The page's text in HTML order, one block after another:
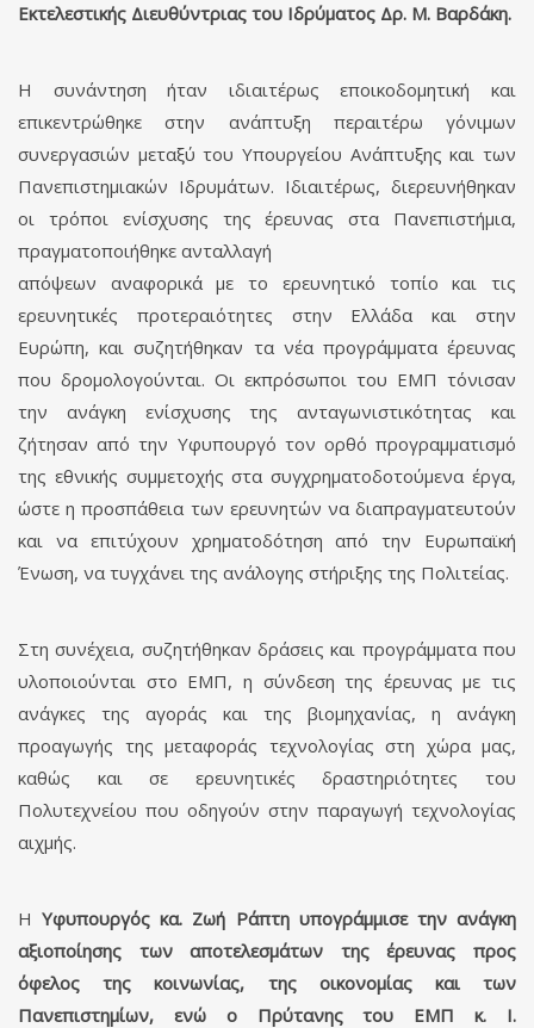
Εκτελεστικής Διευθύντριας του Ιδρύματος Δρ. Μ. Βαρδάκη.
Η συνάντηση ήταν ιδιαιτέρως εποικοδομητική και
επικεντρώθηκε στην ανάπτυξη περαιτέρω γόνιμων
συνεργασιών μεταξύ του Υπουργείου Ανάπτυξης και των
Πανεπιστημιακών Ιδρυμάτων. Ιδιαιτέρως, διερευνήθηκαν
οι τρόποι ενίσχυσης της έρευνας στα Πανεπιστήμια,
πραγματοποιήθηκε ανταλλαγή
απόψεων αναφορικά με το ερευνητικό τοπίο και τις
ερευνητικές προτεραιότητες στην Ελλάδα και στην
Ευρώπη, και συζητήθηκαν τα νέα προγράμματα έρευνας
που δρομολογούνται. Οι εκπρόσωποι του ΕΜΠ τόνισαν
την ανάγκη ενίσχυσης της ανταγωνιστικότητας και
ζήτησαν από την Υφυπουργό τον ορθό προγραμματισμό
της εθνικής συμμετοχής στα συγχρηματοδοτούμενα έργα,
ώστε η προσπάθεια των ερευνητών να διαπραγματευτούν
και να επιτύχουν χρηματοδότηση από την Ευρωπαϊκή
Ένωση, να τυγχάνει της ανάλογης στήριξης της Πολιτείας.
Στη συνέχεια, συζητήθηκαν δράσεις και προγράμματα που
υλοποιούνται στο ΕΜΠ, η σύνδεση της έρευνας με τις
ανάγκες της αγοράς και της βιομηχανίας, η ανάγκη
προαγωγής της μεταφοράς τεχνολογίας στη χώρα μας,
καθώς και σε ερευνητικές δραστηριότητες του
Πολυτεχνείου που οδηγούν στην παραγωγή τεχνολογίας
αιχμής.
ΗΥφυπουργός κα. Ζωή Ράπτη υπογράμμισε την ανάγκη
αξιοποίησης των αποτελεσμάτων της έρευνας προς
όφελος της κοινωνίας, της οικονομίας και των
Πανεπιστημίων, ενώ ο Πρύτανης του ΕΜΠ κ. Ι.